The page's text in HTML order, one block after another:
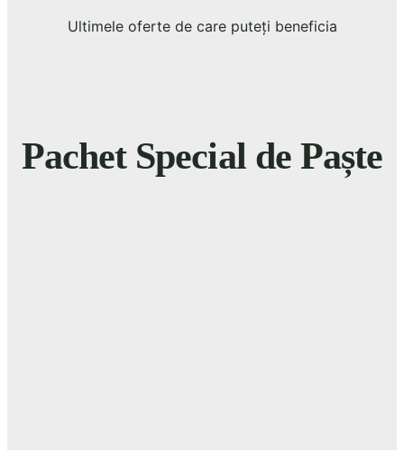
Ultimele oferte de care puteți beneficia
Pachet Special de Paște